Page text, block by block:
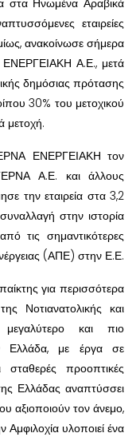
εταιρείες
ανακοίνωσε σήμερα
ΕΝΕΡΓΕΙΑΚΗ Α.Ε., μετά
δημόσιας πρότασης
30% του μετοχικού
μετοχή.
ΕΝΕΡΓΕΙΑΚΗ τον
Α.Ε. και άλλους
την εταιρεία στα 3,2
στην ιστορία
τις σημαντικότερες
(ΑΠΕ) στην Ε.Ε.
για περισσότερα
και
και πιο
Ελλάδα, με έργα σε
σταθερές προοπτικές
Ελλάδας αναπτύσσει
αξιοποιούν τον άνεμο,
Αμφιλοχία υλοποιεί ένα